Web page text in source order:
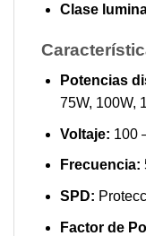
Clase
Potencias
75W, 100W,
Voltaje: 100
Frecuencia:
SPD:
Factor de